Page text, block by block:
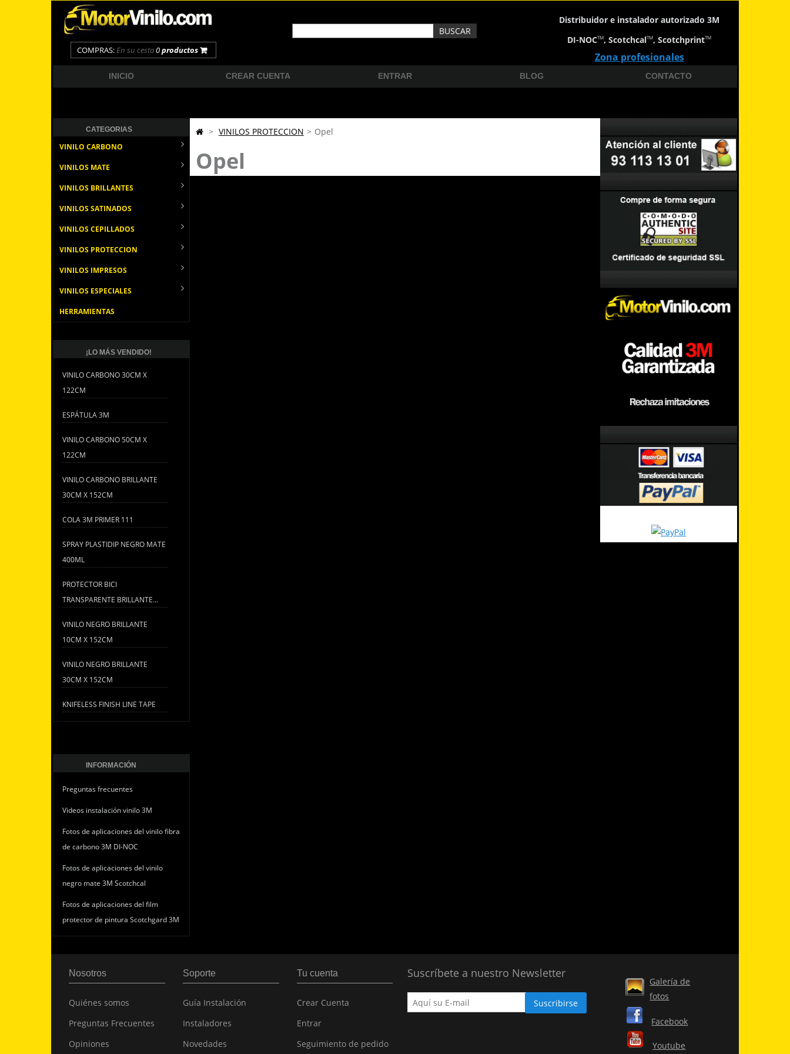
Distribuidor e instalador autorizado 3M
DI-NOCTM, ScotchcalTM, ScotchprintTM
Zona profesionales
COMPRAS:En su cesta0productos
INICIO CREAR CUENTA ENTRAR BLOG CONTACTO
CATEGORIAS
VINILO CARBONO
VINILOS MATE
VINILOS BRILLANTES
VINILOS SATINADOS
VINILOS CEPILLADOS
VINILOS PROTECCION
VINILOS IMPRESOS
VINILOS ESPECIALES
HERRAMIENTAS
¡LO MÁS VENDIDO!
VINILO CARBONO 30CM X
122CM
ESPÁTULA 3M
VINILO CARBONO 50CM X
122CM
VINILO CARBONO BRILLANTE
30CM X 152CM
COLA 3M PRIMER 111
SPRAY PLASTIDIP NEGRO MATE
400ML
PROTECTOR BICI
TRANSPARENTE BRILLANTE...
VINILO NEGRO BRILLANTE
10CM X 152CM
VINILO NEGRO BRILLANTE
30CM X 152CM
KNIFELESS FINISH LINE TAPE
INFORMACIÓN
Preguntas frecuentes
Videos instalación vinilo 3M
Fotos de aplicaciones del vinilo fibra
de carbono 3M DI-NOC
Fotos de aplicaciones del vinilo
negro mate 3M Scotchcal
Fotos de aplicaciones del film
protector de pintura Scotchgard 3M
> VINILOS PROTECCION > Opel
Opel
Nosotros
Quiénes somos
Preguntas Frecuentes
Opiniones
Soporte
Guía Instalación
Instaladores
Novedades
Tu cuenta
Crear Cuenta
Entrar
Seguimiento de pedido
Suscríbete a nuestro Newsletter
Galería de
fotos
Facebook
Youtube